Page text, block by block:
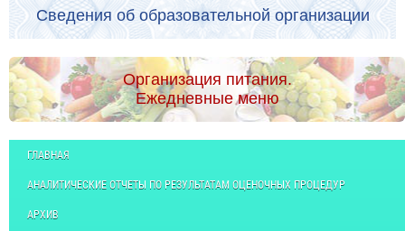
Сведения об образовательной организации
Организация питания.
Ежедневные меню
ГЛАВНАЯ
АНАЛИТИЧЕСКИЕ ОТЧЕТЫ ПО РЕЗУЛЬТАТАМ ОЦЕНОЧНЫХ ПРОЦЕДУР
АРХИВ